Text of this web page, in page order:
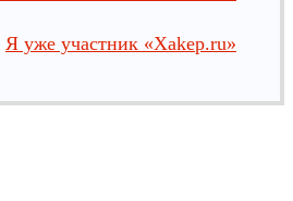
Я уже участник «Xakep.ru»